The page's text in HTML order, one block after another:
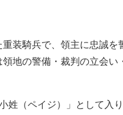
装騎兵で、領主に忠誠を
地の警備・裁判の立会い
姓（ペイジ）」として入